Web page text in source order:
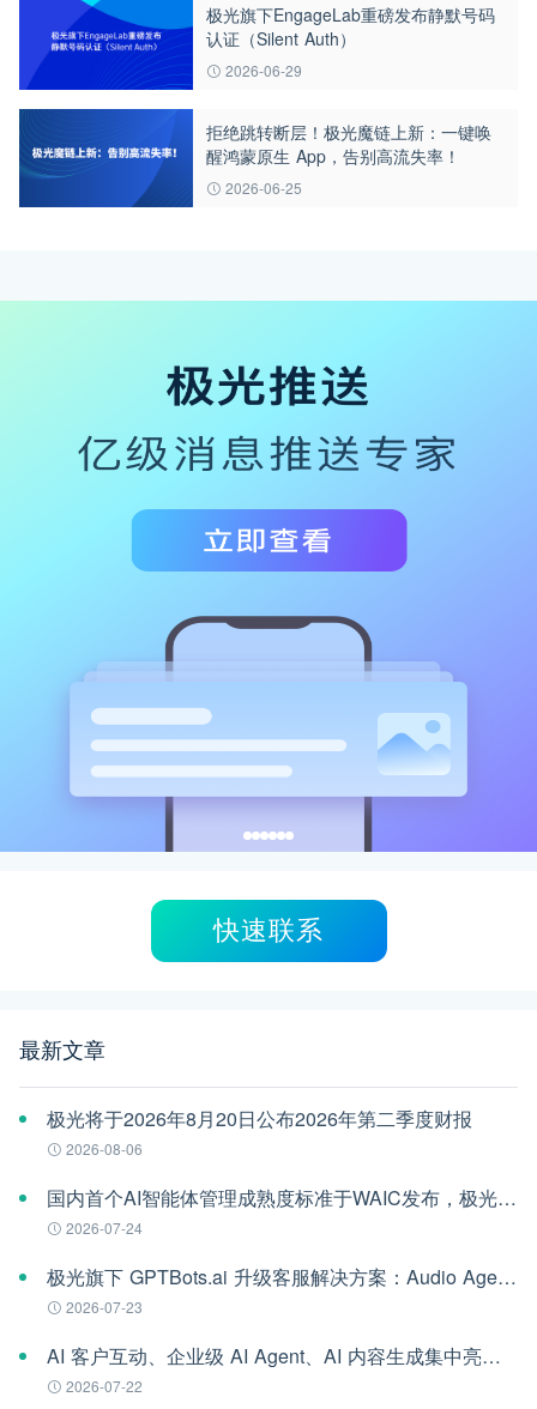
极光旗下EngageLab重磅发布静默号码
认证（Silent Auth）
2026-06-29
拒绝跳转断层！极光魔链上新：一键唤
醒鸿蒙原生 App，告别高流失率！
2026-06-25
快速联系
最新文章
极光将于2026年8月20日公布2026年第二季度财报
2026-08-06
国内首个AI智能体管理成熟度标准于WAIC发布，极光参编
2026-07-24
极光旗下 GPTBots.ai 升级客服解决方案：Audio Agent 打通企业通信线路，LINE 客服插件 2.0 同步上线
2026-07-23
AI 客户互动、企业级 AI Agent、AI 内容生成集中亮相！极光旗下EngageLab WAIC 2026 现场回顾
2026-07-22